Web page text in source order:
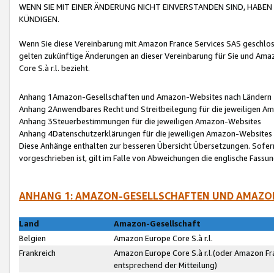
WENN SIE MIT EINER ÄNDERUNG NICHT EINVERSTANDEN SIND,
KÜNDIGEN.
Wenn Sie diese Vereinbarung mit Amazon France Services SAS
gelten zukünftige Änderungen an dieser Vereinbarung für Sie und
Core S.à r.l. bezieht.
Anhang 1Amazon-Gesellschaften und Amazon-Websites nach Ländern
Anhang 2Anwendbares Recht und Streitbeilegung für die jeweiligen
Anhang 3Steuerbestimmungen für die jeweiligen Amazon-Websites
Anhang 4Datenschutzerklärungen für die jeweiligen Amazon-Websites
Diese Anhänge enthalten zur besseren Übersicht Übersetzungen.
vorgeschrieben ist, gilt im Falle von Abweichungen die englische
ANHANG 1: AMAZON-GESELLSCHAFTEN UND
Land
Amazon-Gesellschaft
Belgien
Amazon Europe Core S.à r.l.
Frankreich
Amazon Europe Core S.à r.l.(oder Amazon
entsprechend der Mitteilung)